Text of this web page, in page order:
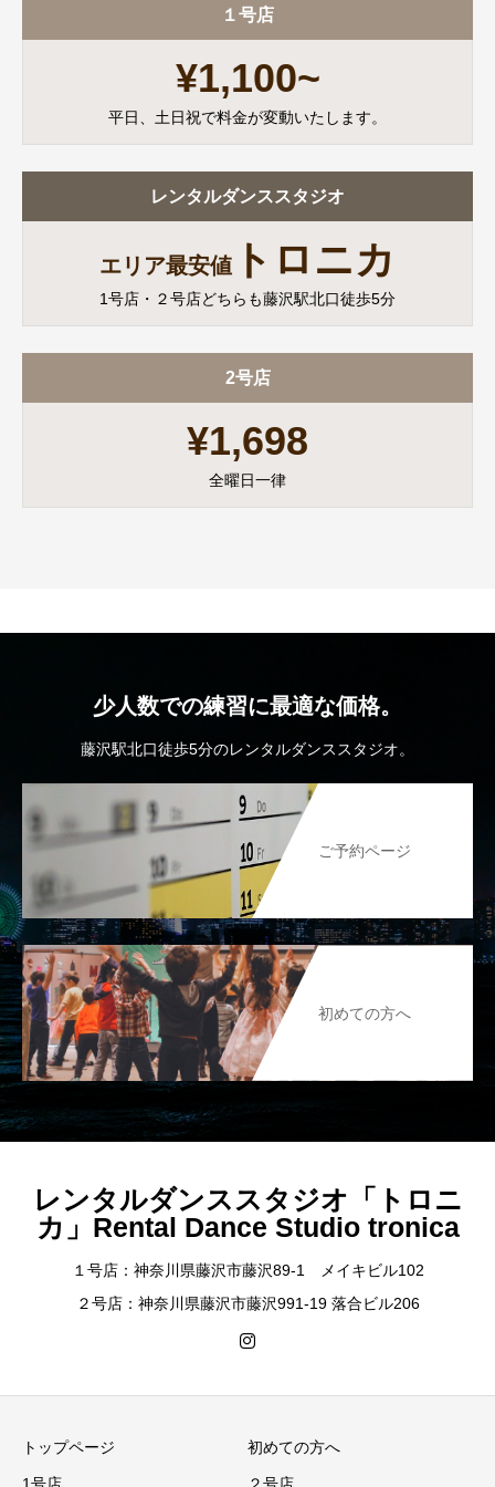
１号店
¥1,100~
平日、土日祝で料金が変動いたします。
レンタルダンススタジオ
エリア最安値 トロニカ
1号店・２号店どちらも藤沢駅北口徒歩5分
2号店
¥1,698
全曜日一律
少人数での練習に最適な価格。
藤沢駅北口徒歩5分のレンタルダンススタジオ。
ご予約ページ
初めての方へ
レンタルダンススタジオ「トロニ
カ」Rental Dance Studio tronica
１号店：神奈川県藤沢市藤沢89-1 メイキビル102
２号店：神奈川県藤沢市藤沢991-19 落合ビル206
トップページ 初めての方へ